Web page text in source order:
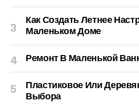
Как Создать Летнее
Маленьком Доме
Ремонт В Маленькой
Пластиковое Или
Выбора